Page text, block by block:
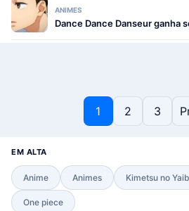
ANIMES
Dance Dance Danseur ganha
1 2 3
EM ALTA
Anime Animes Kimetsu no
One piece